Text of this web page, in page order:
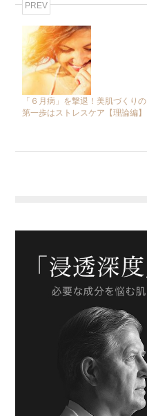
PREV
「６月病」を撃退！美肌づくりの
第一歩はストレスケア【理論編】